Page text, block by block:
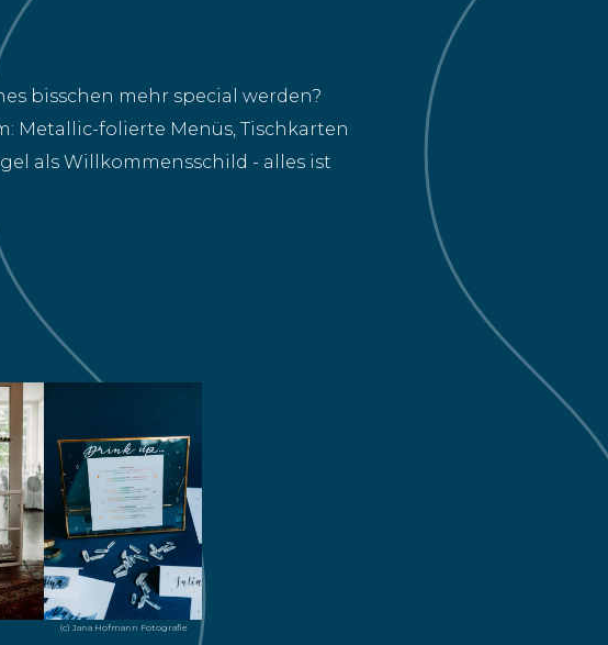
bisschen mehr special werden?
Metallic-folierte Menüs, Tischkarten
als Willkommensschild - alles ist
(c) Jana Hofmann Fotografie